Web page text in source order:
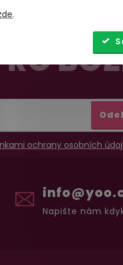
.
ochrany osobních
Napište nám